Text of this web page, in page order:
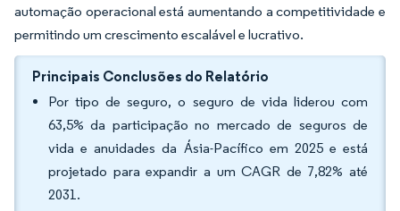
automação operacional está aumentando a competitividade e
permitindo um crescimento escalável e lucrativo.
Principais Conclusões do Relatório
Por tipo de seguro, o seguro de vida liderou com
63,5% da participação no mercado de seguros de
vida e anuidades da Ásia-Pacífico em 2025 e está
projetado para expandir a um CAGR de 7,82% até
2031.